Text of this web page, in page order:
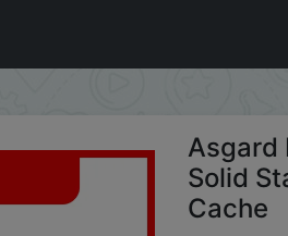
PCIe AN4+ 512GB 1TB
Asgard
Solid
Cache